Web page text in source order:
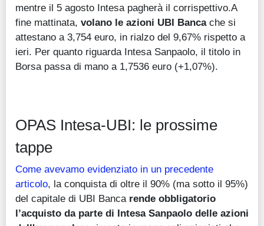
mentre il 5 agosto Intesa pagherà il corrispettivo.A
fine mattinata, volano le azioni UBI Bancache si
attestano a 3,754 euro, in rialzo del 9,67% rispetto a
ieri. Per quanto riguarda Intesa Sanpaolo, il titolo in
Borsa passa di mano a 1,7536 euro (+1,07%).
OPAS Intesa-UBI: le prossime
tappe
Come avevamo evidenziato in un precedente
articolo, la conquista di oltre il 90% (ma sotto il 95%)
del capitale di UBI Banca rende obbligatorio
l’acquisto da parte di Intesa Sanpaolo delle azioni